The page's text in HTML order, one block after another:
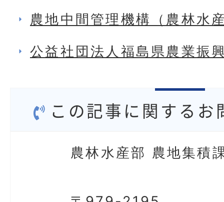
農地中間管理機構（農林水
公益社団法人福島県農業振
この記事に関するお
農林水産部 農地集積